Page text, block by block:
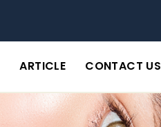
ARTICLE CONTACT US